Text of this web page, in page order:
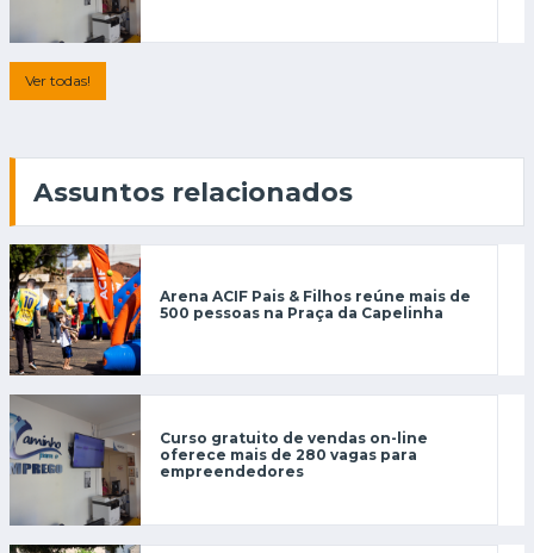
Ver todas!
Assuntos relacionados
Arena ACIF Pais & Filhos reúne mais de
500 pessoas na Praça da Capelinha
Curso gratuito de vendas on-line
oferece mais de 280 vagas para
empreendedores